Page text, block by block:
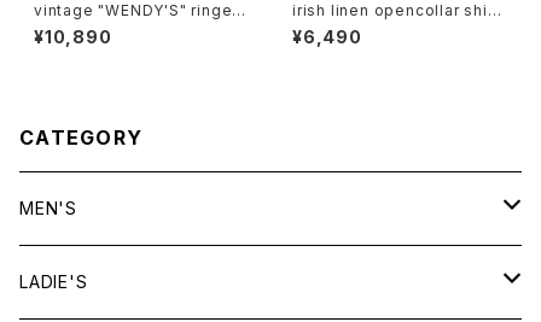
vintage "WENDY'S" ringer t
ee
¥10,890
irish linen opencollar shirt
"mint"
¥6,490
CATEGORY
MEN'S
tops
LADIE'S